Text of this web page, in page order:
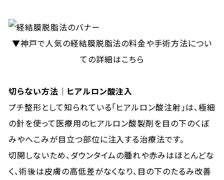
▼神戸で人気の経結膜脱脂法の料金や手術方法につい
ての詳細はこちら
切らない方法｜ヒアルロン酸注入
プチ整形として知られている「ヒアルロン酸注射」は、極細
の針を使って医療用のヒアルロン酸製剤を目の下のくぼ
みやへこみが目立つ部位に注入する治療法です。
切開しないため、ダウンタイムの腫れや赤みはほとんどな
く、術後は皮膚の高低差がなくなり、目の下のたるみ改善